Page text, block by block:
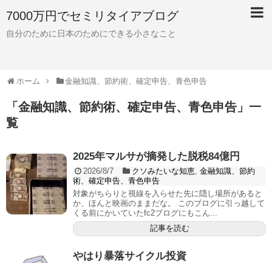
7000万円でセミリタイアブログ
自分のために日本のためにできる小さなこと
ホーム 金融知識、節約術、確定申告、青色申告
「 金融知識、節約術、確定申告、青色申告 」 一
覧
2025年マルサが摘発した脱税84億円
2026/8/7 クソみたいな知恵, 金融知識、節約
術、確定申告、青色申告
対象がちらりと視線を入らせた先に隠し場所があると
か、ほんと映画のままだな。 このブログに引っ越して
くる前にかいていたfc2ブログにもこん...
記事を読む
やはり暴落サイクル投資